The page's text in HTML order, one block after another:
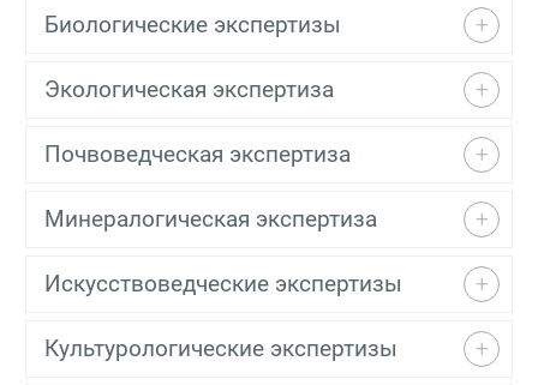
Биологические экспертизы
Экологическая экспертиза
Почвоведческая экспертиза
Минералогическая экспертиза
Искусствоведческие экспертизы
Культурологические экспертизы